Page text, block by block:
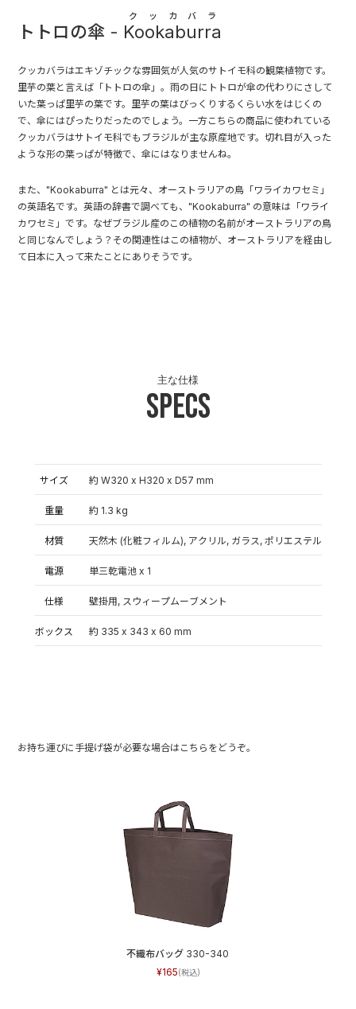
トトロの傘 - Kookaburra
クッカバラ
クッカバラはエキゾチックな雰囲気が人気のサトイモ科の観葉植物です。
里芋の葉と言えば「トトロの傘」。雨の日にトトロが傘の代わりにさして
いた葉っぱ里芋の葉です。里芋の葉はびっくりするくらい水をはじくの
で、傘にはぴったりだったのでしょう。一方こちらの商品に使われている
クッカバラはサトイモ科でもブラジルが主な原産地です。切れ目が入った
ような形の葉っぱが特徴で、傘にはなりませんね。
また、"Kookaburra" とは元々、オーストラリアの鳥「ワライカワセミ」
の英語名です。英語の辞書で調べても、"Kookaburra" の意味は「ワライ
カワセミ」です。なぜブラジル産のこの植物の名前がオーストラリアの鳥
と同じなんでしょう？その関連性はこの植物が、オーストラリアを経由し
て日本に入って来たことにありそうです。
Specs
主な仕様
サイズ 約 W320 x H320 x D57 mm
重量 約 1.3 kg
材質 天然木 (化粧フィルム), アクリル, ガラス, ポリエステル
電源 単三乾電池 x 1
仕様 壁掛用, スウィープムーブメント
ボックス 約 335 x 343 x 60 mm
お持ち運びに手提げ袋が必要な場合はこちらをどうぞ。
不織布バッグ 330-340
165